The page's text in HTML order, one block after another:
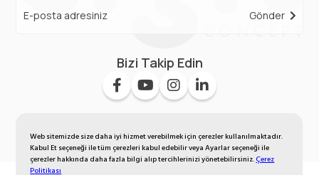
Web sitemizde size daha iyi hizmet verebilmek için çerezler kullanılmaktadır.
Kabul Et seçeneği ile tüm çerezleri kabul edebilir veya Ayarlar seçeneği ile
çerezler hakkında daha fazla bilgi alıp tercihlerinizi yönetebilirsiniz.Çerez
Politikası
Gönder
Bizi Takip Edin